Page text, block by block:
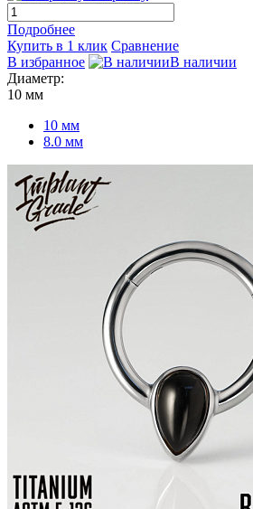
Подробнее
Купить в 1 клик Сравнение
В избранное
В наличии
Диаметр:
10 мм
10 мм
8.0 мм